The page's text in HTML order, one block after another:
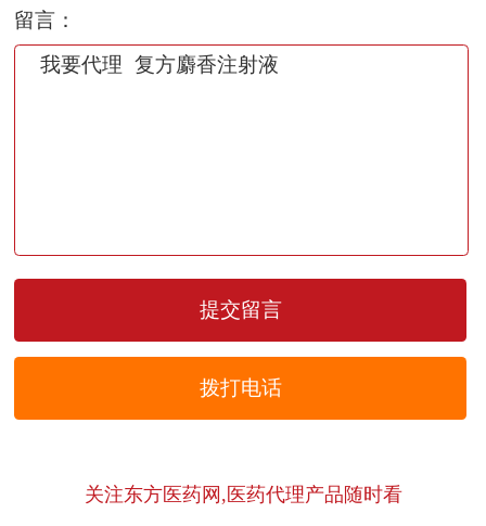
留言：
拨打电话
关注东方医药网,医药代理产品随时看